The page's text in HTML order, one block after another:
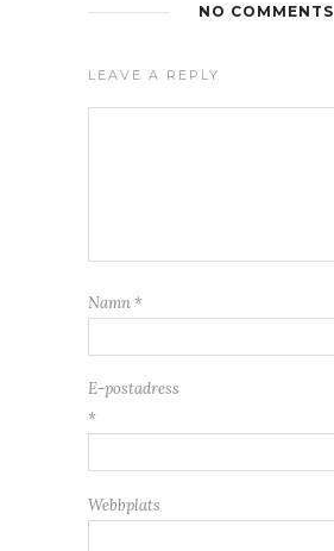
NO COMMENTS
LEAVE A REPLY
Namn *
E-postadress
*
Webbplats